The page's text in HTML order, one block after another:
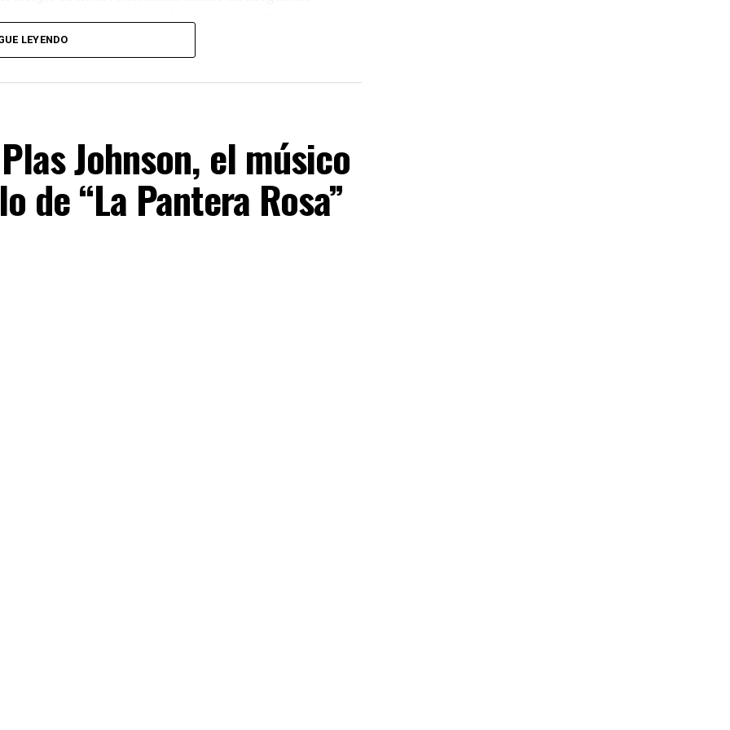
la formación inicial, el fotógrafo realizó
los cuerpos para obtener nuevas composiciones
LEYENDO
Johnson, el músico
de “La Pantera Rosa”